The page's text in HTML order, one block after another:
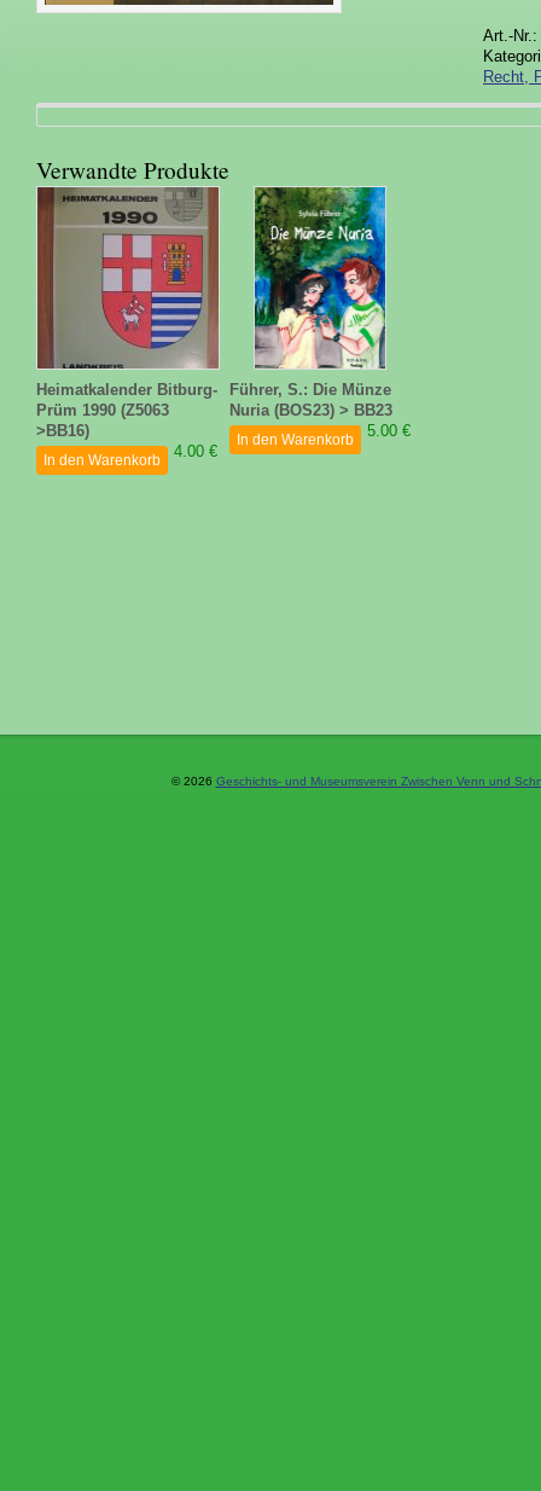
Art.-Nr.:
Recht,
Verwandte Produkte
Heimatkalender Bitburg-
Prüm 1990 (Z5063
>BB16)
4.00 €
In den Warenkorb
Führer, S.: Die Münze
Nuria (BOS23) > BB23
5.00 €
In den Warenkorb
© 2026 Geschichts- und Museumsverein Zwischen Venn und